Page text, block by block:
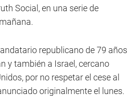
Social, en una serie de
republicano de 79 años
y también a Israel, cercano
por no respetar el cese al
originalmente el lunes.